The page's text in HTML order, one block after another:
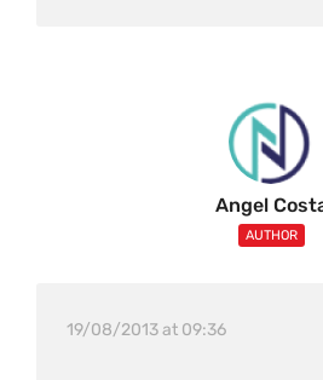
Angel
AUTHOR
19/08/2013 at 09:36